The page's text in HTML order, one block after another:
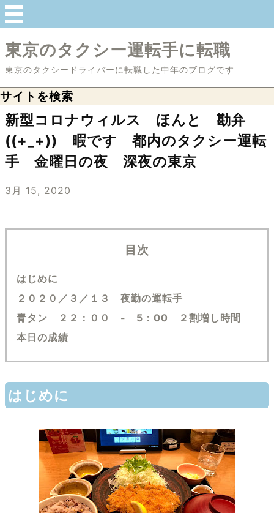
東京のタクシー運転手に転職
東京のタクシードライバーに転職した中年のブログです
サイトを検索
新型コロナウィルス ほんと 勘弁
((+_+)) 暇です 都内のタクシー運転
手 金曜日の夜 深夜の東京
3月 15, 2020
目次
はじめに
２０２０／３／１３ 夜勤の運転手
青タン ２２：００ - 5：00 ２割増し時間
本日の成績
はじめに